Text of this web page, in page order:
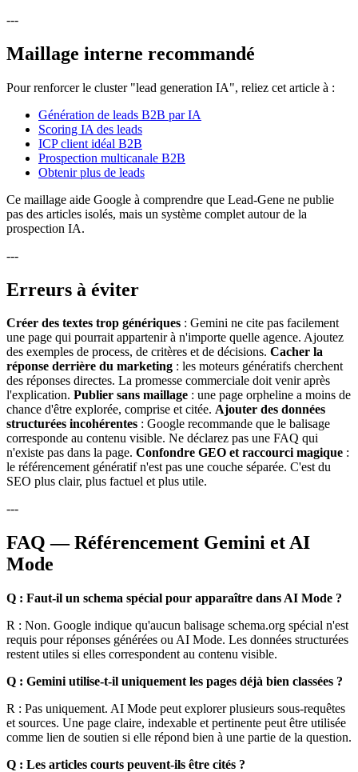
---
Maillage interne recommandé
Pour renforcer le cluster "lead generation IA", reliez cet article à :
Génération de leads B2B par IA
Scoring IA des leads
ICP client idéal B2B
Prospection multicanale B2B
Obtenir plus de leads
Ce maillage aide Google à comprendre que Lead-Gene ne publie
pas des articles isolés, mais un système complet autour de la
prospection IA.
---
Erreurs à éviter
Créer des textes trop génériques : Gemini ne cite pas facilement
une page qui pourrait appartenir à n'importe quelle agence. Ajoutez
des exemples de process, de critères et de décisions. Cacher la
réponse derrière du marketing : les moteurs génératifs cherchent
des réponses directes. La promesse commerciale doit venir après
l'explication. Publier sans maillage : une page orpheline a moins de
chance d'être explorée, comprise et citée. Ajouter des données
structurées incohérentes : Google recommande que le balisage
corresponde au contenu visible. Ne déclarez pas une FAQ qui
n'existe pas dans la page. Confondre GEO et raccourci magique :
le référencement génératif n'est pas une couche séparée. C'est du
SEO plus clair, plus factuel et plus utile.
---
FAQ — Référencement Gemini et AI
Mode
Q : Faut-il un schema spécial pour apparaître dans AI Mode ?
R : Non. Google indique qu'aucun balisage schema.org spécial n'est
requis pour réponses générées ou AI Mode. Les données structurées
restent utiles si elles correspondent au contenu visible.
Q : Gemini utilise-t-il uniquement les pages déjà bien classées ?
R : Pas uniquement. AI Mode peut explorer plusieurs sous-requêtes
et sources. Une page claire, indexable et pertinente peut être utilisée
comme lien de soutien si elle répond bien à une partie de la question.
Q : Les articles courts peuvent-ils être cités ?